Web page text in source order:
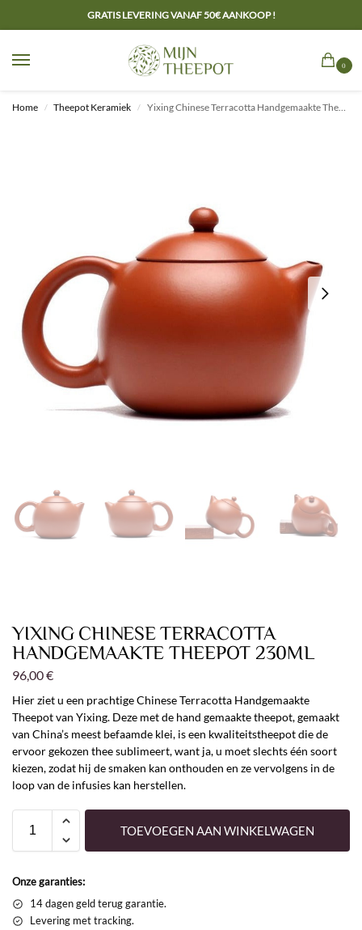
GRATIS LEVERING VANAF 50€ AANKOOP !
0
Home / Theepot Keramiek / Yixing Chinese Terracotta Handgemaakte Theepot 230ml
YIXING CHINESE TERRACOTTA
HANDGEMAAKTE THEEPOT 230ML
96,00€
Hier ziet u een prachtige Chinese Terracotta Handgemaakte
Theepot van Yixing. Deze met de hand gemaakte theepot, gemaakt
van China’s meest befaamde klei, is een kwaliteitstheepot die de
ervoor gekozen thee sublimeert, want ja, u moet slechts één soort
kiezen, zodat hij de smaken kan onthouden en ze vervolgens in de
loop van de infusies kan herstellen.
TOEVOEGEN AAN WINKELWAGEN
Onze garanties:
14 dagen geld terug garantie.
Levering met tracking.